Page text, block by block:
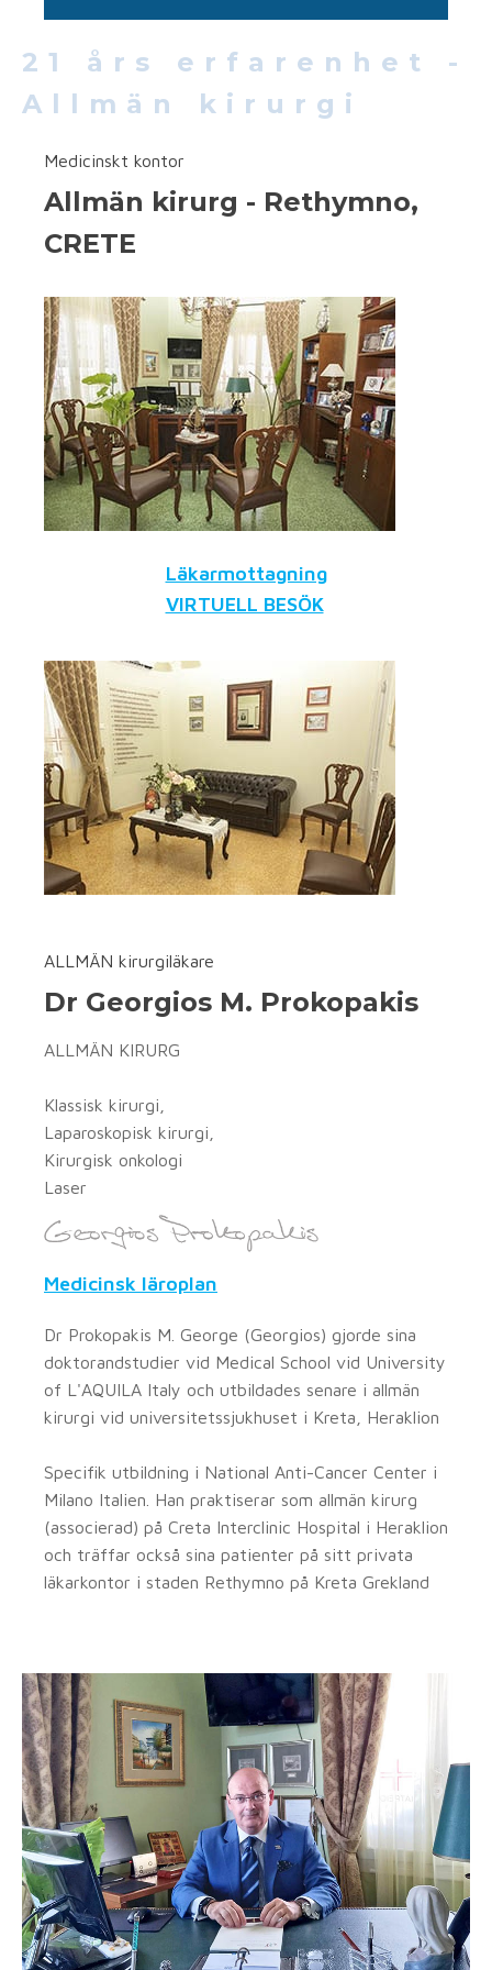
21 års erfarenhet -
Allmän kirurgi
Medicinskt kontor
Allmän kirurg - Rethymno,
CRETE
Läkarmottagning
VIRTUELL BESÖK
ALLMÄN kirurgiläkare
Dr Georgios M. Prokopakis
ALLMÄN KIRURG
Klassisk kirurgi,
Laparoskopisk kirurgi,
Kirurgisk onkologi
Laser
Medicinsk läroplan
Dr Prokopakis M. George (Georgios) gjorde sina
doktorandstudier vid Medical School vid University
of L'AQUILA Italy och utbildades senare i allmän
kirurgi vid universitetssjukhuset i Kreta, Heraklion
Specifik utbildning i National Anti-Cancer Center i
Milano Italien. Han praktiserar som allmän kirurg
(associerad) på Creta Interclinic Hospital i Heraklion
och träffar också sina patienter på sitt privata
läkarkontor i staden Rethymno på Kreta Grekland